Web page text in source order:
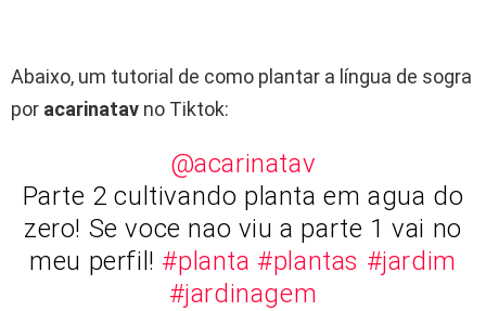
Abaixo, um tutorial de como plantar a língua de sogra
por acarinatav no Tiktok:
@acarinatav
Parte 2 cultivando planta em agua do
zero! Se voce nao viu a parte 1 vai no
meu perfil! #planta #plantas #jardim
#jardinagem